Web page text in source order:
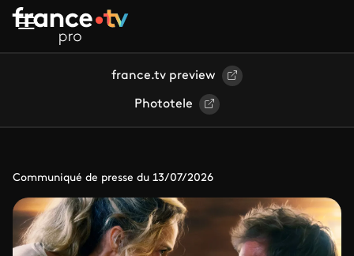
Aller au contenu principal
france.tv preview
Phototele
Communiqué de presse du 13/07/2026